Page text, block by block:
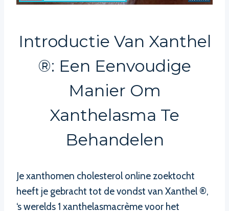
Introductie Van Xanthel
®: Een Eenvoudige
Manier Om
Xanthelasma Te
Behandelen
Je xanthomen cholesterol online zoektocht
heeft je gebracht tot de vondst van Xanthel ®,
‘s werelds 1 xanthelasmacrème voor het